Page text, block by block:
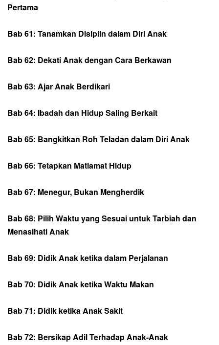
Pertama
Bab 61: Tanamkan Disiplin dalam Diri Anak
Bab 62: Dekati Anak dengan Cara Berkawan
Bab 63: Ajar Anak Berdikari
Bab 64: Ibadah dan Hidup Saling Berkait
Bab 65: Bangkitkan Roh Teladan dalam Diri Anak
Bab 66: Tetapkan Matlamat Hidup
Bab 67: Menegur, Bukan Mengherdik
Bab 68: Pilih Waktu yang Sesuai untuk Tarbiah dan
Menasihati Anak
Bab 69: Didik Anak ketika dalam Perjalanan
Bab 70: Didik Anak ketika Waktu Makan
Bab 71: Didik ketika Anak Sakit
Bab 72: Bersikap Adil Terhadap Anak-Anak